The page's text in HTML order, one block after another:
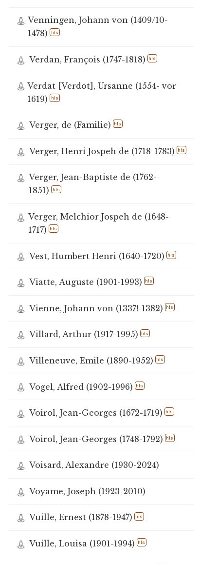
Venningen, Johann von (1409/10-
1478)
hls
Verdan, François (1747-1818) hls
Verdat [Verdot], Ursanne (1554- vor
1619)
hls
Verger, de (Familie) hls
Verger, Henri Jospeh de (1718-1783) hls
Verger, Jean-Baptiste de (1762-
1851)
hls
Verger, Melchior Jospeh de (1648-
1717)
hls
Vest, Humbert Henri (1640-1720) hls
Viatte, Auguste (1901-1993) hls
Vienne, Johann von (1337!-1382) hls
Villard, Arthur (1917-1995) hls
Villeneuve, Emile (1890-1952) hls
Vogel, Alfred (1902-1996) hls
Voirol, Jean-Georges (1672-1719) hls
Voirol, Jean-Georges (1748-1792) hls
Voisard, Alexandre (1930-2024)
Voyame, Joseph (1923-2010)
Vuille, Ernest (1878-1947) hls
Vuille, Louisa (1901-1994) hls